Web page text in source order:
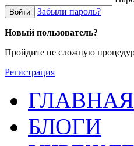
Войти Забыли пароль?
Новый пользователь?
Пройдите не сложную
Регистрация
ГЛАВНАЯ
БЛОГИ